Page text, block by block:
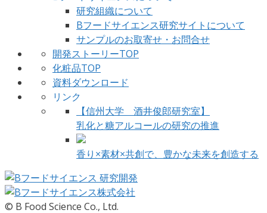
研究組織について
Bフードサイエンス研究サイトについて
サンプルのお取寄せ・お問合せ
開発ストーリーTOP
化粧品TOP
資料ダウンロード
リンク
【信州大学 酒井俊郎研究室】
乳化と糖アルコールの研究の推進
香り×素材×共創で、豊かな未来を創造する
© B Food Science Co., Ltd.